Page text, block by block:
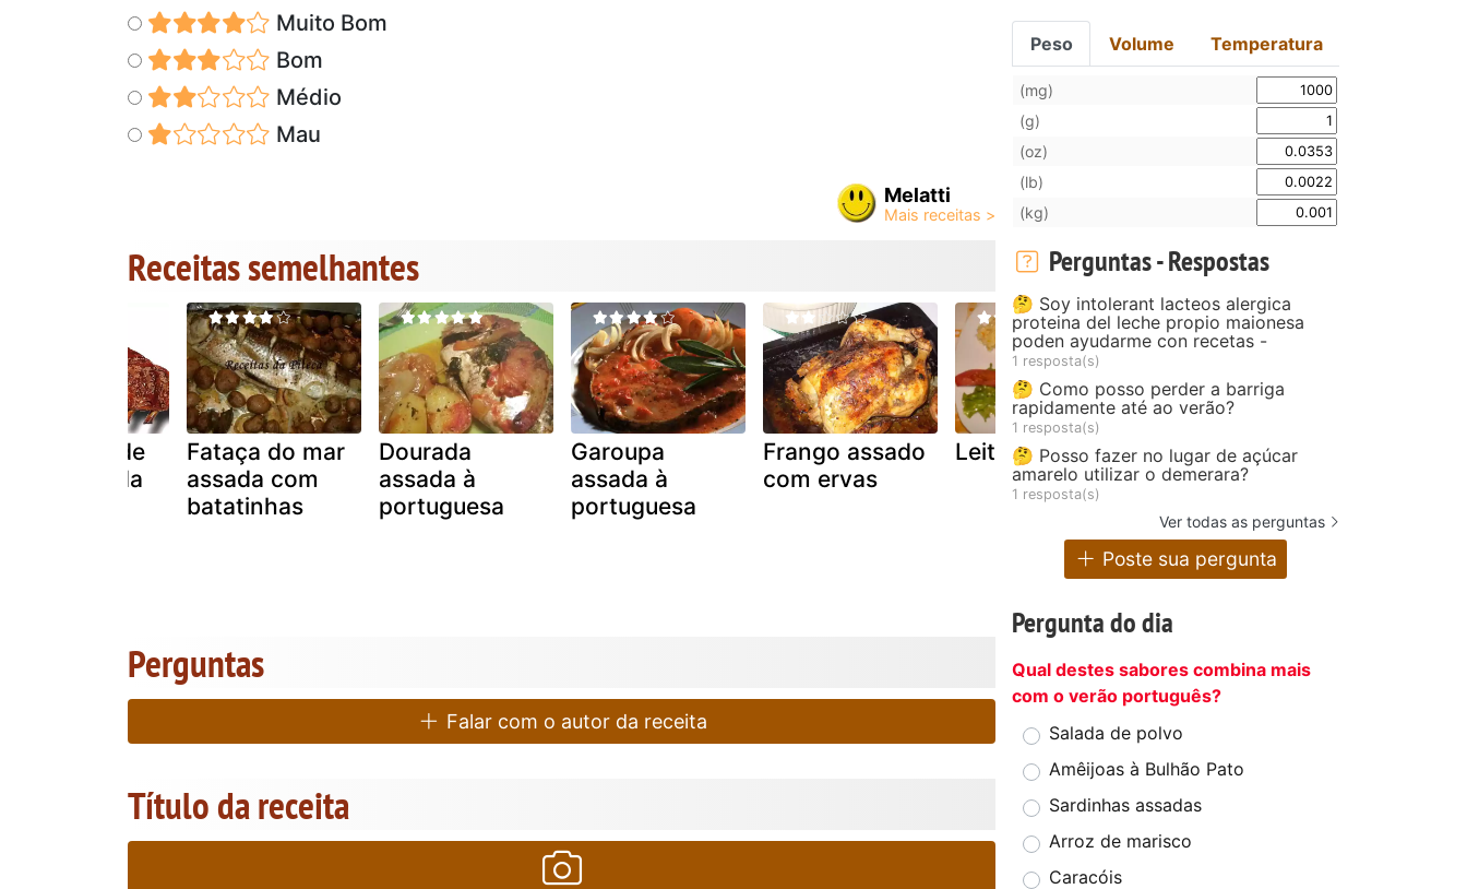
Muito Bom
Bom
Médio
Mau
Melatti
Receitas semelhantes
de
assada
Fataça do mar
assada com
batatinhas
Dourada
assada à
portuguesa
Garoupa
assada à
portuguesa
Frango assado
com ervas
Leitão assado
Frango assado
à moda da
Perguntas
Falar com o autor da receita
Título da receita
Peso Volume Temperatura
(mg)
(g)
(oz)
(lb)
(kg)
Perguntas - Respostas
🤔 Soy intolerant lacteos alergica
proteina del leche propio maionesa
poden ayudarme con recetas -
1 resposta(s)
🤔 Como posso perder a barriga
rapidamente até ao verão?
1 resposta(s)
🤔 Posso fazer no lugar de açúcar
amarelo utilizar o demerara?
1 resposta(s)
Ver todas as perguntas
Poste sua pergunta
Pergunta do dia
Qual destes sabores combina mais
com o verão português?
Salada de polvo
Amêijoas à Bulhão Pato
Sardinhas assadas
Arroz de marisco
Caracóis